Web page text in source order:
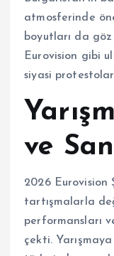
atmosferinde
boyutları da göz
Eurovision gibi
siyasi
ve
2026 Eurovision
tartışmalarla
performansları
çekti.